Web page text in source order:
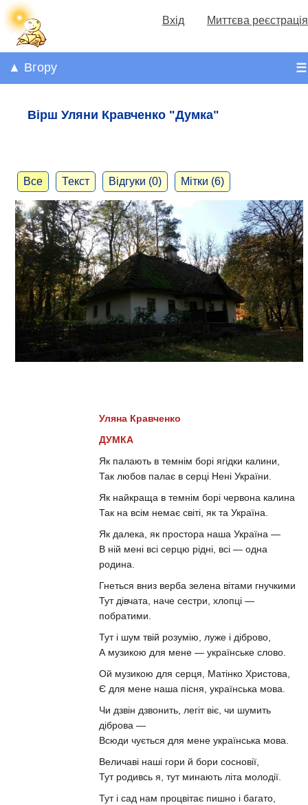
Вхід Миттєва реєстрація
☰
▲ Вгору
Вірш Уляни Кравченко "Думка"
Все Текст Відгуки (0) Мітки (6)
Уляна Кравченко
ДУМКА
Як палають в темнім борі ягідки калини,
Так любов палає в серці Нені України.
Як найкраща в темнім борі червона калина
Так на всім немає світі, як та Україна.
Як далека, як простора наша Україна —
В ній мені всі серцю рідні, всі — одна
родина.
Гнеться вниз верба зелена вітами гнучкими
Тут дівчата, наче сестри, хлопці —
побратими.
Тут і шум твій розумію, луже і діброво,
А музикою для мене — українське слово.
Ой музикою для серця, Матінко Христова,
Є для мене наша пісня, українська мова.
Чи дзвін дзвонить, легіт віє, чи шумить
діброва —
Всюди чується для мене українська мова.
Величаві наші гори й бори сосновії,
Тут родивсь я, тут минають літа молодії.
Тут і сад нам процвітає пишно і багато,